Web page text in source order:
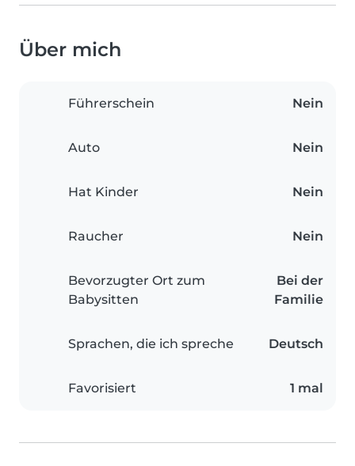
Über mich
Führerschein Nein
Auto Nein
Hat Kinder Nein
Raucher Nein
Bevorzugter Ort zum
Babysitten
Bei der
Familie
Sprachen, die ich spreche Deutsch
Favorisiert 1 mal